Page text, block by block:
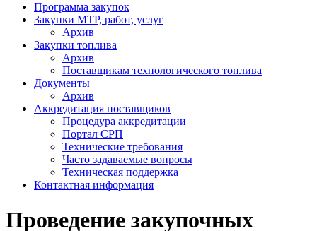
Программа закупок
Закупки МТР, работ, услуг
Архив
Закупки топлива
Архив
Поставщикам технологического топлива
Документы
Архив
Аккредитация поставщиков
Процедура аккредитации
Портал СРП
Технические требования
Часто задаваемые вопросы
Техническая поддержка
Контактная информация
Проведение закупочных